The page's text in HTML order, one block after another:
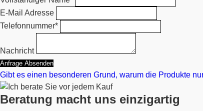
E-Mail Adresse
Telefonnummer*
Nachricht
Anfrage Absenden
Gibt es einen besonderen Grund, warum die Produkte
Beratung macht uns einzigartig